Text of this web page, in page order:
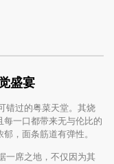
盛宴
错过的粤菜天堂。其烧
每一口都带来无与伦比的
，面条筋道有弹性。
一席之地，不仅因为其